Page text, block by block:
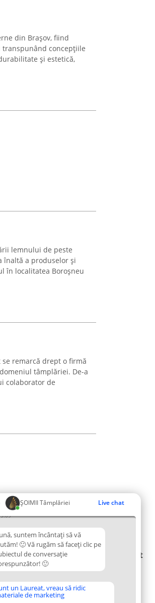
ȘOIMII Tâmplăriei Live chat
suntem încântați să vă
🙂 Vă rugăm să faceți clic pe
de conversație
🙂
un Laureat, vreau să ridic
de marketing
din Brașov, fiind
concepțiile
și estetică,
lemnului de peste
înaltă a produselor și
în localitatea Boroșneu
se remarcă drept o firmă
tâmplăriei. De-a
colaborator de
BR SRL
061952
București
36737675
Plebiscyt
Tuturor
Laureaților
Contact